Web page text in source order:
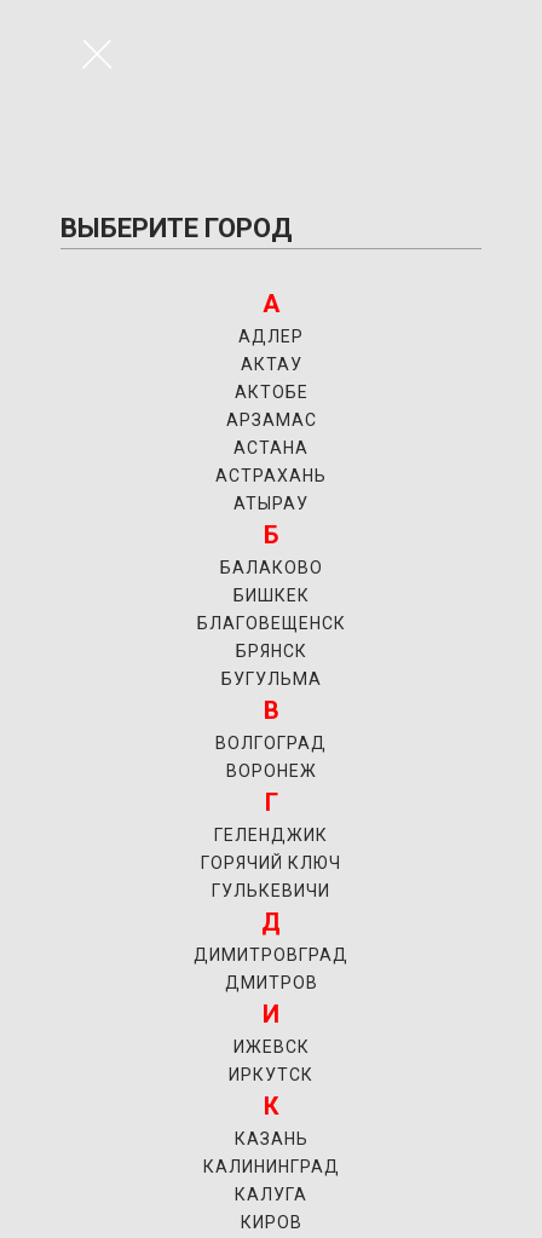
×
ВЫБЕРИТЕ ГОРОД
А
АДЛЕР
АКТАУ
АКТОБЕ
АРЗАМАС
АСТАНА
АСТРАХАНЬ
АТЫРАУ
Б
БАЛАКОВО
БИШКЕК
БЛАГОВЕЩЕНСК
БРЯНСК
БУГУЛЬМА
В
ВОЛГОГРАД
ВОРОНЕЖ
Г
ГЕЛЕНДЖИК
ГОРЯЧИЙ КЛЮЧ
ГУЛЬКЕВИЧИ
Д
ДИМИТРОВГРАД
ДМИТРОВ
И
ИЖЕВСК
ИРКУТСК
К
КАЗАНЬ
КАЛИНИНГРАД
КАЛУГА
КИРОВ